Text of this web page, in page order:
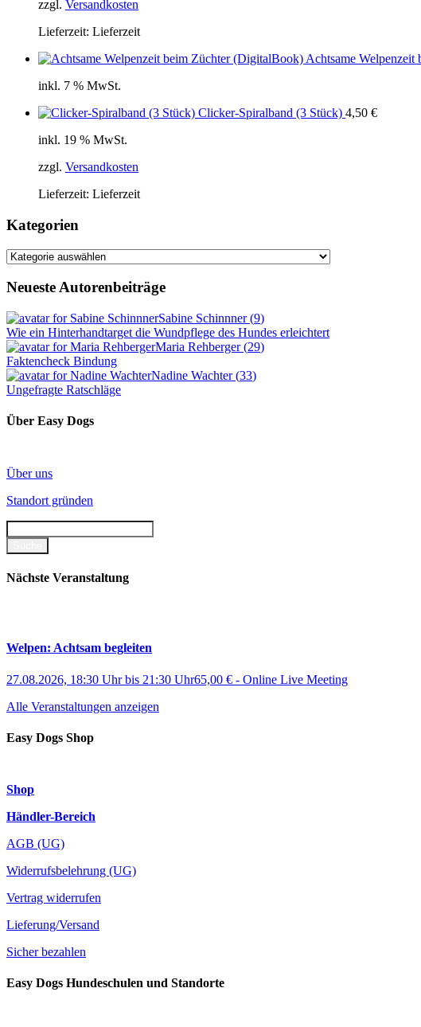
zzgl. Versandkosten
Lieferzeit: Lieferzeit
Achtsame
inkl. 7 % MwSt.
Clicker-Spiralband (3 Stück) 4,50 €
inkl. 19 % MwSt.
zzgl. Versandkosten
Lieferzeit: Lieferzeit
Kategorien
Kategorien
Neueste Autorenbeiträge
Sabine Schinnner(9)
Wie ein Hinterhandtarget die Wundpflege des Hundes erleichtert
Maria Rehberger(29)
Faktencheck Bindung
Nadine Wachter(33)
Ungefragte Ratschläge
Über Easy Dogs
Über uns
Standort gründen
Nächste Veranstaltung
Welpen: Achtsam begleiten
27.08.2026, 18:30 Uhrbis 21:30 Uhr65,00 € - Online Live Meeting
Alle Veranstaltungen anzeigen
Easy Dogs Shop
Shop
Händler-Bereich
AGB (UG)
Widerrufsbelehrung (UG)
Vertrag widerrufen
Lieferung/Versand
Sicher bezahlen
Easy Dogs Hundeschulen und Standorte